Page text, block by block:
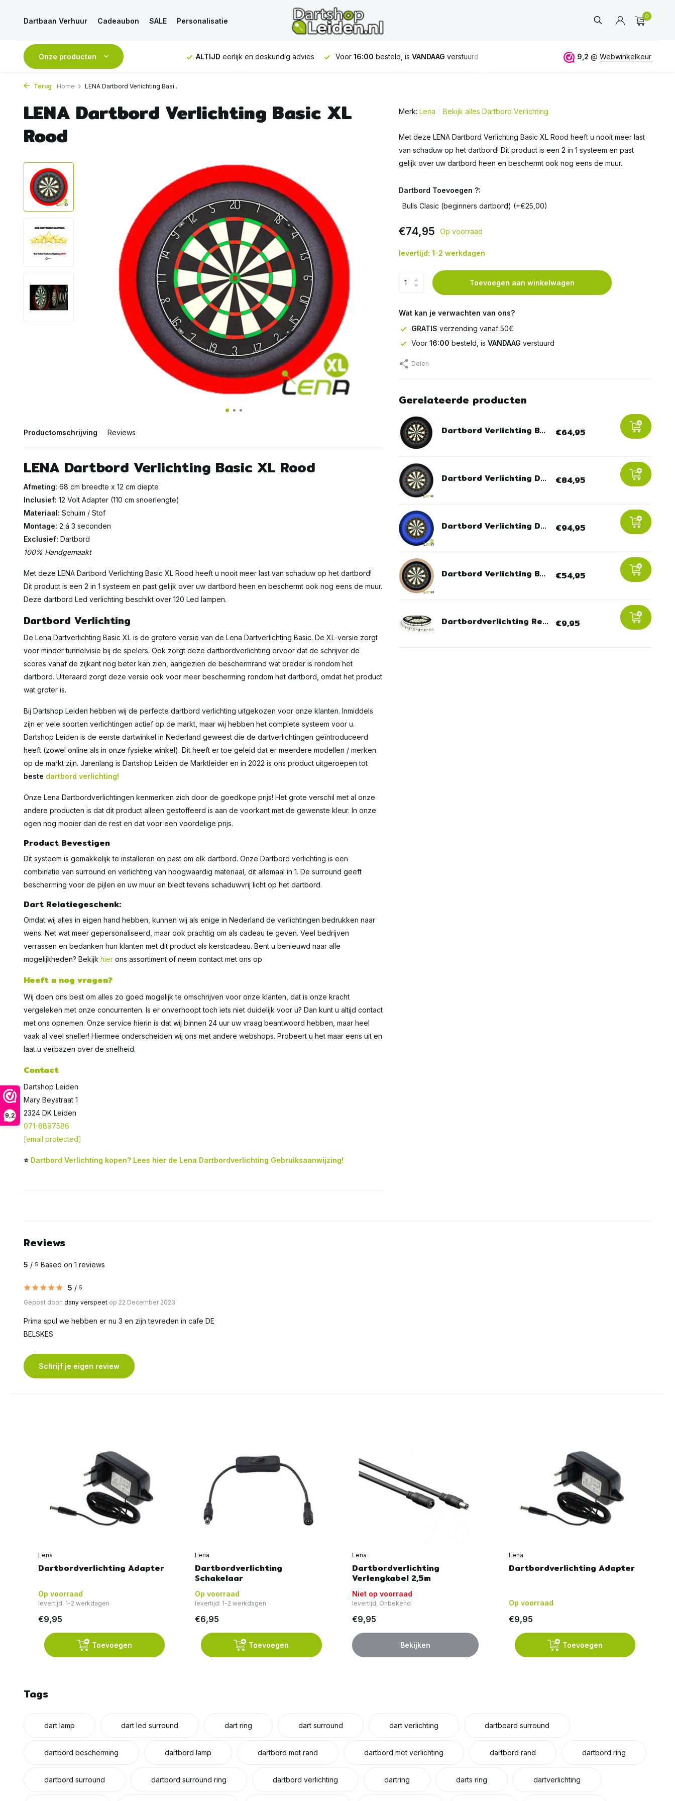
9,2
Dartbaan Verhuur Cadeaubon SALE Personalisatie
0
Onze producten
50€ ALTIJDeerlijk en deskundig advies Voor16:00besteld, isVANDAAGverstuurd GRATISverzending vanaf 50€ eerlijk en deskundig advies
9,2 @ Webwinkelkeur
Terug Home LENA Dartbord Verlichting Basi...
LENA Dartbord Verlichting Basic XL
Rood
Productomschrijving Reviews
LENA Dartbord Verlichting Basic XL Rood
Afmeting: 68 cm breedte x 12 cm diepte
Inclusief: 12 Volt Adapter (110 cm snoerlengte)
Materiaal: Schuim / Stof
Montage: 2 á 3 seconden
Exclusief: Dartbord
100% Handgemaakt
Met deze LENA Dartbord Verlichting Basic XL Rood heeft u nooit meer last van schaduw op het dartbord!
Dit product is een 2 in 1 systeem en past gelijk over uw dartbord heen en beschermt ook nog eens de muur.
Deze dartbord Led verlichting beschikt over 120 Led lampen.
Dartbord Verlichting
De Lena Dartverlichting Basic XL is de grotere versie van de Lena Dartverlichting Basic. De XL-versie zorgt
voor minder tunnelvisie bij de spelers. Ook zorgt deze dartbordverlichting ervoor dat de schrijver de
scores vanaf de zijkant nog beter kan zien, aangezien de beschermrand wat breder is rondom het
dartbord. Uiteraard zorgt deze versie ook voor meer bescherming rondom het dartbord, omdat het product
wat groter is.
Bij Dartshop Leiden hebben wij de perfecte dartbord verlichting uitgekozen voor onze klanten. Inmiddels
zijn er vele soorten verlichtingen actief op de markt, maar wij hebben het complete systeem voor u.
Dartshop Leiden is de eerste dartwinkel in Nederland geweest die de dartverlichtingen geïntroduceerd
heeft (zowel online als in onze fysieke winkel). Dit heeft er toe geleid dat er meerdere modellen / merken
op de markt zijn. Jarenlang is Dartshop Leiden de Marktleider en in 2022 is ons product uitgeroepen tot
beste dartbord verlichting!
Onze Lena Dartbordverlichtingen kenmerken zich door de goedkope prijs! Het grote verschil met al onze
andere producten is dat dit product alleen gestoffeerd is aan de voorkant met de gewenste kleur. In onze
ogen nog mooier dan de rest en dat voor een voordelige prijs.
Product Bevestigen
Dit systeem is gemakkelijk te installeren en past om elk dartbord. Onze Dartbord verlichting is een
combinatie van surround en verlichting van hoogwaardig materiaal, dit allemaal in 1. De surround geeft
bescherming voor de pijlen en uw muur en biedt tevens schaduwvrij licht op het dartbord.
Dart Relatiegeschenk:
Omdat wij alles in eigen hand hebben, kunnen wij als enige in Nederland de verlichtingen bedrukken naar
wens. Net wat meer gepersonaliseerd, maar ook prachtig om als cadeau te geven. Veel bedrijven
verrassen en bedanken hun klanten met dit product als kerstcadeau. Bent u benieuwd naar alle
mogelijkheden? Bekijk hier ons assortiment of neem contact met ons op
Heeft u nog vragen?
Wij doen ons best om alles zo goed mogelijk te omschrijven voor onze klanten, dat is onze kracht
vergeleken met onze concurrenten. Is er onverhoopt toch iets niet duidelijk voor u? Dan kunt u altijd contact
met ons opnemen. Onze service hierin is dat wij binnen 24 uur uw vraag beantwoord hebben, maar heel
vaak al veel sneller! Hiermee onderscheiden wij ons met andere webshops. Probeert u het maar eens uit en
laat u verbazen over de snelheid.
Contact
Dartshop Leiden
Mary Beystraat 1
2324 DK Leiden
071-8897586
[email protected]
⭐ Dartbord Verlichting kopen? Lees hier de Lena Dartbordverlichting Gebruiksaanwijzing!
Merk: Lena Bekijk alles Dartbord Verlichting
Met deze LENA Dartbord Verlichting Basic XL Rood heeft u nooit meer last
van schaduw op het dartbord! Dit product is een 2 in 1 systeem en past
gelijk over uw dartbord heen en beschermt ook nog eens de muur.
Dartbord Toevoegen ?:
Bulls Clasic (beginners dartbord) (+€25,00)
€74,95 Op voorraad
levertijd: 1-2 werkdagen
Toevoegen aan winkelwagen
Wat kan je verwachten van ons?
GRATIS verzending vanaf 50€
Voor 16:00 besteld, is VANDAAG verstuurd
Delen
Gerelateerde producten
Dartbord Verlichting B... €64,95
Dartbord Verlichting D... €84,95
Dartbord Verlichting D... €94,95
Dartbord Verlichting B... €54,95
Dartbordverlichting Re... €9,95
Reviews
5 / 5 Based on 1 reviews
5 / 5
Gepost door: dany verspeet op 22 December 2023
Prima spul we hebben er nu 3 en zijn tevreden in cafe DE
BELSKES
Schrijf je eigen review
Lena
Dartbordverlichting Adapter
Op voorraad
levertijd: 1-2 werkdagen
€9,95
Toevoegen
Lena
Dartbordverlichting
Schakelaar
Op voorraad
levertijd: 1-2 werkdagen
€6,95
Toevoegen
Lena
Dartbordverlichting
Verlengkabel 2,5m
Niet op voorraad
levertijd: Onbekend
€9,95
Bekijken
Lena
Dartbordverlichting Adapter
Op voorraad
€9,95
Toevoegen
Tags
dart lamp dart led surround dart ring dart surround dart verlichting dartboard surround
dartbord bescherming dartbord lamp dartbord met rand dartbord met verlichting dartbord rand dartbord ring
dartbord surround dartbord surround ring dartbord verlichting dartring darts ring dartverlichting